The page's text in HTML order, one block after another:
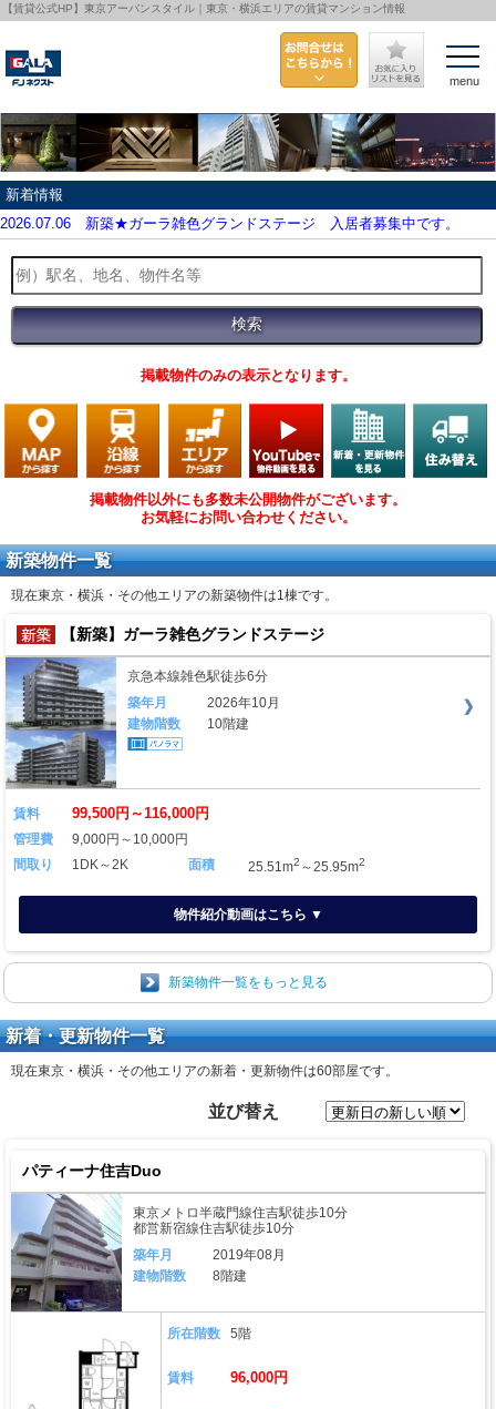
【賃貸公式HP】東京アーバンスタイル｜東京・横浜エリアの賃貸マンション情報
新着情報
2026.07.06 新築★ガーラ雑色グランドステージ 入居者募集中です。
掲載物件のみの表示となります。
掲載物件以外にも多数未公開物件がございます。
お気軽にお問い合わせください。
新築物件一覧
現在東京・横浜・その他エリアの新築物件は1棟です。
【新築】ガーラ雑色グランドステージ
京急本線雑色駅徒歩6分
築年月
2026年10月
建物階数
10階建
賃料 99,500円～116,000円
管理費
9,000円～10,000円
間取り
1DK～2K 面積 25.51m2 ～25.95m2
物件紹介動画はこちら ▼
新築物件一覧をもっと見る
新着・更新物件一覧
現在東京・横浜・その他エリアの新着・更新物件は60部屋です。
並び替え
パティーナ住吉Duo
東京メトロ半蔵門線住吉駅徒歩10分
都営新宿線住吉駅徒歩10分
築年月
2019年08月
建物階数
8階建
所在階数 5階
賃料 96,000円
menu